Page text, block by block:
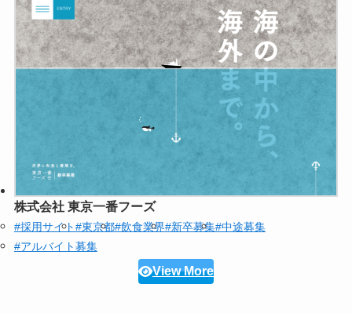
株式会社 東京一番フーズ
#採用サイト#東京都#飲食業界#新卒募集#中途募集
#アルバイト募集
View More